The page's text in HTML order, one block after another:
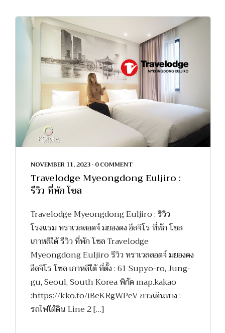
NOVEMBER 11, 2023 • 0 COMMENT
Travelodge Myeongdong Euljiro :
รีวิว ที่พัก โซล
Travelodge Myeongdong Euljiro : รีวิว
โรงแรม ทราเวลลอดจ์ มยองดง อึลจิโร ที่พัก โซล
เกาหลีใต้ รีวิว ที่พัก โซล Travelodge
Myeongdong Euljiro รีวิว ทราเวลลอดจ์ มยองดง
อึลจิโร โซล เกาหลีใต้ ที่ตั้ง : 61 Supyo-ro, Jung-
gu, Seoul, South Korea พิกัด map.kakao
:https://kko.to/iBeKRgWPeV การเดินทาง :
รถไฟใต้ดิน Line 2 […]